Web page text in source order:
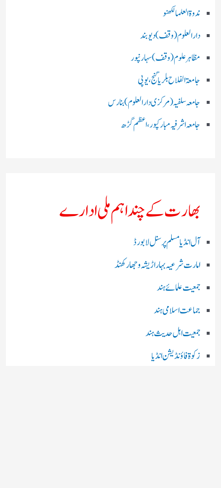
ندوۃالعلما لکھنو
دارالعلوم (وقف)دیوبند
مظاہرعلوم (وقف)سہارنپور
جامعۃ الفلاح بلریاگنج،یوپی
جامعہ سلفیہ(مرکزی دارالعلوم )بنارس
جامعہ اشرفیہ مبارکپور،اعظم گڑھ
بھارت کے چند اہم ملی ادارے
آل انڈیا مسلم پرسنل لا بورڈ
امارت شرعیہ بہار اڑیشہ و جھارکھنڈ
جمعیت علمائے ہند
جماعت اسلامی ہند
جمعیت اہل حدیث ہند
زکوۃ فاؤنڈیشن انڈیا